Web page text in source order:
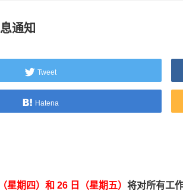
通知
Tweet
Hatena
星期四）和 26 日（星期五） 将对所有工